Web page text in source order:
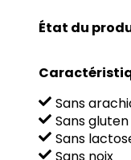
État du
Sans
Sans gluten
Sans